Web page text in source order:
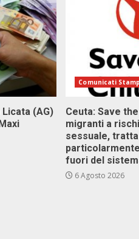
(AG)
Comunicati
Ceuta: Save
migranti a
sessuale,
fuori del
6 Agosto 2026